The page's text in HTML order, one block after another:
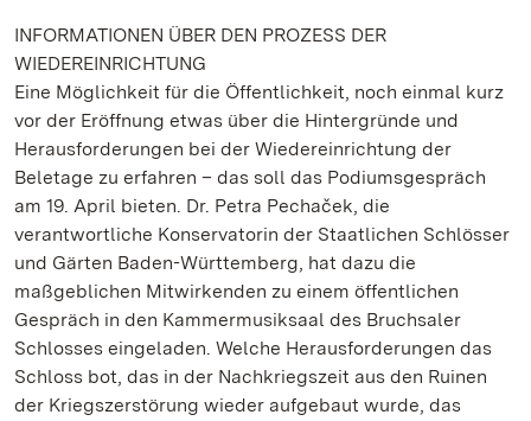
INFORMATIONEN ÜBER DEN PROZESS DER
WIEDEREINRICHTUNG
Eine Möglichkeit für die Öffentlichkeit, noch einmal kurz
vor der Eröffnung etwas über die Hintergründe und
Herausforderungen bei der Wiedereinrichtung der
Beletage zu erfahren – das soll das Podiumsgespräch
am 19. April bieten. Dr. Petra Pechaček, die
verantwortliche Konservatorin der Staatlichen Schlösser
und Gärten Baden-Württemberg, hat dazu die
maßgeblichen Mitwirkenden zu einem öffentlichen
Gespräch in den Kammermusiksaal des Bruchsaler
Schlosses eingeladen. Welche Herausforderungen das
Schloss bot, das in der Nachkriegszeit aus den Ruinen
der Kriegszerstörung wieder aufgebaut wurde, das